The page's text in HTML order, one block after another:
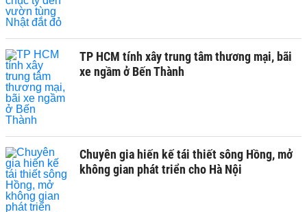
TP HCM tính xây trung tâm thương mại, bãi
xe ngầm ở Bến Thành
Chuyên gia hiến kế tái thiết sông Hồng, mở
không gian phát triển cho Hà Nội